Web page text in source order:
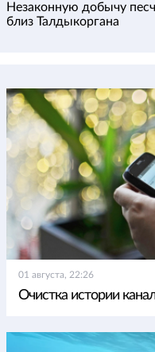
Незаконную добычу
близ Талдыкоргана
01 августа, 22:26
Очистка истории